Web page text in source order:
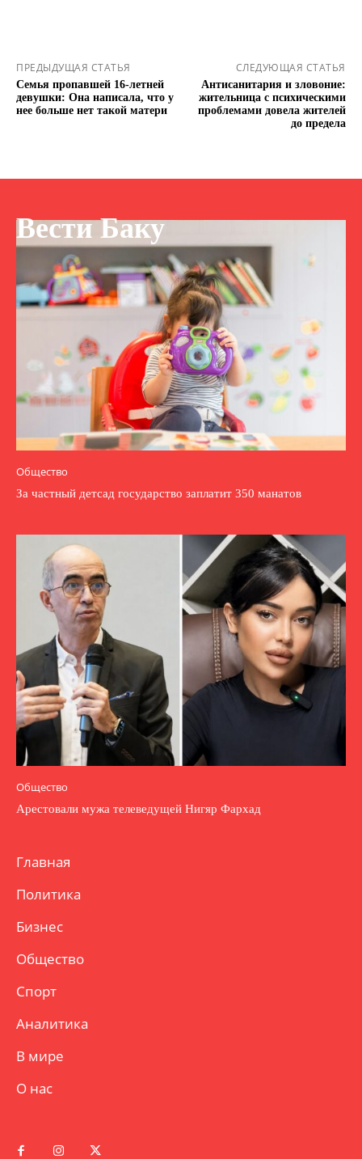
ПРЕДЫДУЩАЯ СТАТЬЯ
Семья пропавшей 16-летней
девушки: Она написала, что у
нее больше нет такой матери
СЛЕДУЮЩАЯ СТАТЬЯ
Антисанитария и зловоние:
жительница с психическими
проблемами довела жителей
до предела
Вести Баку
Общество
За частный детсад государство заплатит 350 манатов
Общество
Арестовали мужа телеведущей Нигяр Фархад
Главная
Политика
Бизнес
Общество
Спорт
Аналитика
В мире
О нас